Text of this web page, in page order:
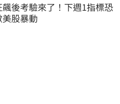
飆後考驗來了！下週1指標恐
美股暴動